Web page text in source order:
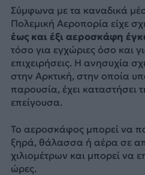
Σύμφωνα με τα καναδικά
Πολεμική Αεροπορία είχε
έως και έξι αεροσκάφη
τόσο για εγχώριες όσο και
επιχειρήσεις. Η ανησυχία
στην Αρκτική, στην οποία
παρουσία, έχει καταστήσει
επείγουσα.
Το αεροσκάφος μπορεί να
ξηρά, θάλασσα ή αέρα σε
χιλιομέτρων και μπορεί να
ώρες.